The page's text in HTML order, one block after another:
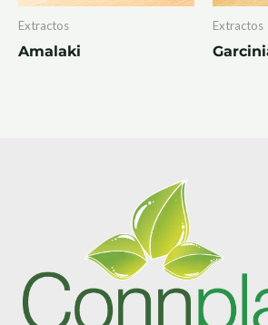
Extractos
Amalaki
Extractos